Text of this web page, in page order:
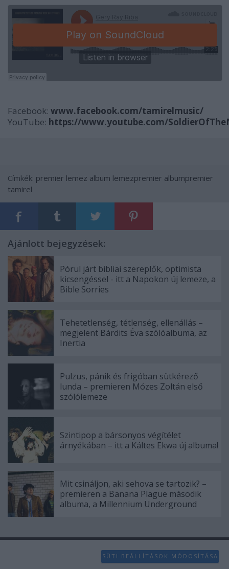
Facebook: www.facebook.com/tamirelmusic/
YouTube: https://www.youtube.com/
Címkék: premier lemez album lemezpremier albumpremier
tamirel
Ajánlott bejegyzések:
Pórul járt bibliai szereplők, optimista
kicsengéssel - itt a Napokon új lemeze, a
Bible Sorries
Tehetetlenség, tétlenség, ellenállás –
megjelent Bárdits Éva szólóalbuma, az
Inertia
Pulzus, pánik és frigóban sütkérező
lunda – premieren Mózes Zoltán első
szólólemeze
Szintipop a bársonyos végítélet
árnyékában – itt a Káltes Ekwa új albuma!
Mit csináljon, aki sehova se tartozik? –
premieren a Banana Plague második
albuma, a Millennium Underground
SÜTI BEÁLLÍTÁSOK MÓDOSÍTÁSA